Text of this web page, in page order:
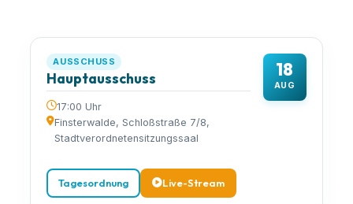
18
AUG
AUSSCHUSS
Hauptausschuss
17:00 Uhr
Finsterwalde, Schloßstraße 7/8,
Stadtverordnetensitzungssaal
Tagesordnung Live-Stream